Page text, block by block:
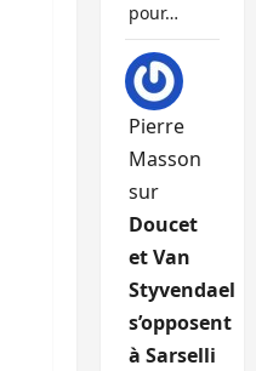
pour…
Pierre
Masson
sur
Doucet
et Van
Styvendael
s’opposent
à Sarselli